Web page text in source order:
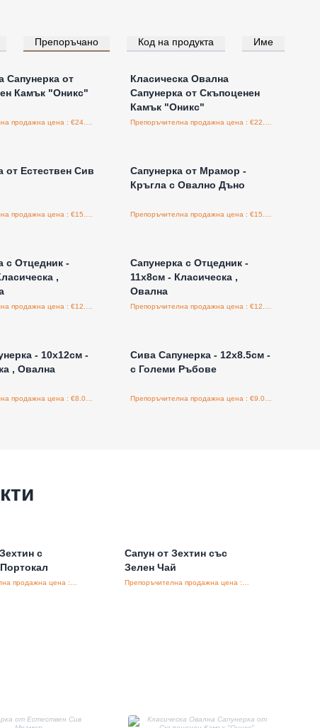
Препоръчано Код на продукта Име
за цени на едро
Сапунерка от
Камък "Оникс"
Влезте за цени на едро
Класическа Овална
Сапунерка от Скъпоценен
Камък "Оникс"
от Естествен Сив
Сапунерка от Мрамор -
Кръгла с Овално Дъно
с Отцедник -
,
Сапунерка с Отцедник -
11х8см - Класическа ,
Овална
- 10х12см -
, Овална
Препоръчителна продажна цена : €8.00/бройка
Сива Сапунерка - 12х8.5см -
с Големи Ръбове
с
Сапун от Зехтин със
Зелен Чай